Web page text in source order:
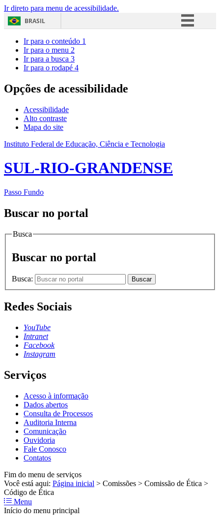
Ir direto para menu de acessibilidade.
BRASIL
Acesso à informação
Ir para o conteúdo 1
Ir para o menu 2
Ir para a busca 3
Ir para o rodapé 4
Opções de acessibilidade
Acessibilidade
Alto contraste
Mapa do site
Instituto Federal de Educação, Ciência e Tecnologia
SUL-RIO-GRANDENSE
Passo Fundo
Buscar no portal
Busca
Buscar no portal
Busca: Buscar
Redes Sociais
YouTube
Intranet
Facebook
Instagram
Serviços
Acesso à informação
Dados abertos
Consulta de Processos
Auditoria Interna
Comunicação
Ouvidoria
Fale Conosco
Contatos
Fim do menu de serviços
Você está aqui: Página inicial > Comissões > Comissão de Ética >
Código de Ética
Menu
Início do menu principal